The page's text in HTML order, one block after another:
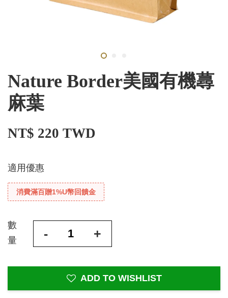
Nature Border美國有機蕁
麻葉
NT$ 220 TWD
適用優惠
消費滿百贈1%U幣回饋金
數
量
- +
ADD TO WISHLIST